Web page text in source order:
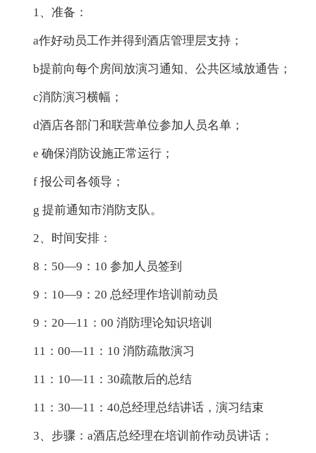
1、准备：
a作好动员工作并得到酒店管理层支持；
b提前向每个房间放演习通知、公共区域放通告；
c消防演习横幅；
d酒店各部门和联营单位参加人员名单；
e 确保消防设施正常运行；
f 报公司各领导；
g 提前通知市消防支队。
2、时间安排：
8：50―9：10 参加人员签到
9：10―9：20 总经理作培训前动员
9：20―11：00 消防理论知识培训
11：00―11：10 消防疏散演习
11：10―11：30疏散后的总结
11：30―11：40总经理总结讲话，演习结束
3、步骤：a酒店总经理在培训前作动员讲话；